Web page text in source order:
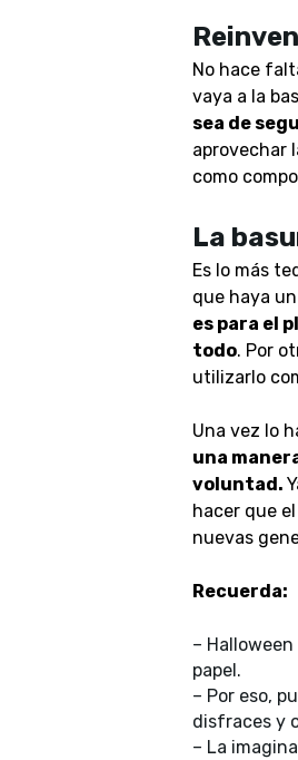
No hace
vaya a la
sea de
aprovechar
como
La
Es lo más
que haya
es para el
todo. Por
utilizarlo
Una vez lo
una
voluntad.
hacer que el
nuevas
Recuerda:
–
papel.
– Por eso,
disfraces y
– La